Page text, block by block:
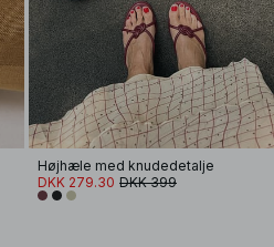
Højhæle med knudedetalje
DKK 279.30 DKK 399